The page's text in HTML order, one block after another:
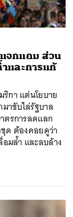
แจกแถม ส่วน
และการแก้
กา แต่นโยบาย
าขับไล่รัฐบาล
ตรการลดแลก
ด ต้องคอยดูว่า
อมล้ำ และลบล้าง